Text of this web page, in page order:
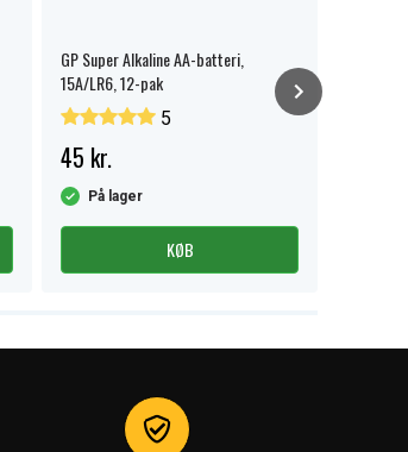
GP Super Alkaline AA-batteri,
15A/LR6, 12-pak
5
45 kr.
På lager
KØB